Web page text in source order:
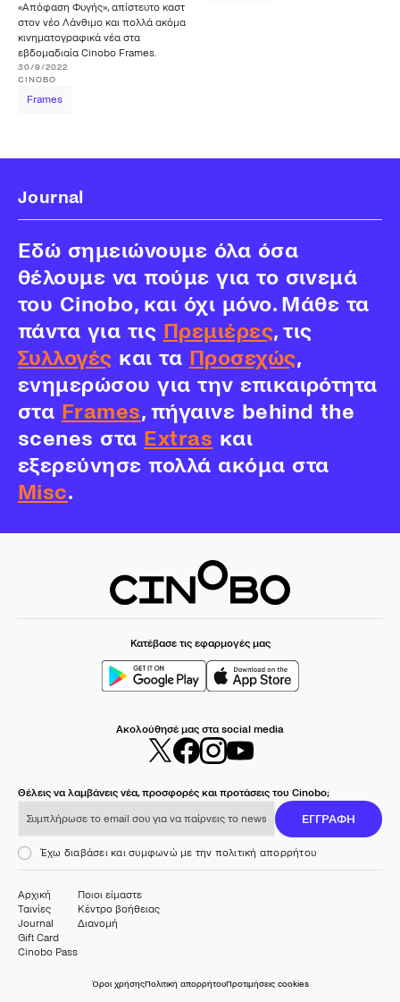
«Απόφαση Φυγής», απίστευτο καστ
στον νέο Λάνθιμο και πολλά ακόμα
κινηματογραφικά νέα στα
εβδομαδιαία Cinobo Frames.
30/9/2022
CINOBO
Frames
Journal
Εδώ σημειώνουμε όλα όσα
θέλουμε να πούμε για το σινεμά
του Cinobo, και όχι μόνο. Μάθε τα
πάντα για τις Πρεμιέρες, τις
Συλλογές και τα Προσεχώς,
ενημερώσου για την επικαιρότητα
στα Frames, πήγαινε behind the
scenes στα Extras και
εξερεύνησε πολλά ακόμα στα
Misc.
Κατέβασε τις εφαρμογές μας
Ακολούθησέ μας στα social media
Θέλεις να λαμβάνεις νέα, προσφορές και προτάσεις του Cinobo;
ΕΓΓΡΑΦΗ
Έχω διαβάσει και συμφωνώ με την πολιτική απορρήτου
Αρχική
Ταινίες
Journal
Gift Card
Cinobo Pass
Ποιοι είμαστε
Κέντρο βοήθειας
Διανομή
Όροι χρήσηςΠολιτική απορρήτουΠροτιμήσεις cookies